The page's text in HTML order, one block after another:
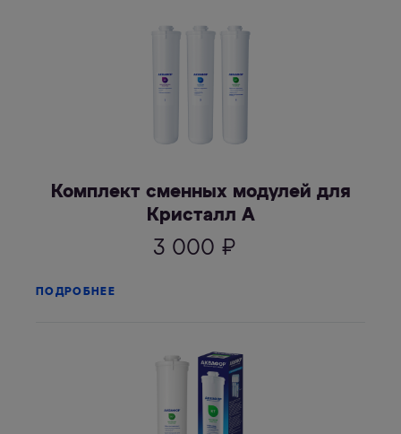
Комплект сменных модулей для
Кристалл А
3 000 ₽
ПОДРОБНЕЕ